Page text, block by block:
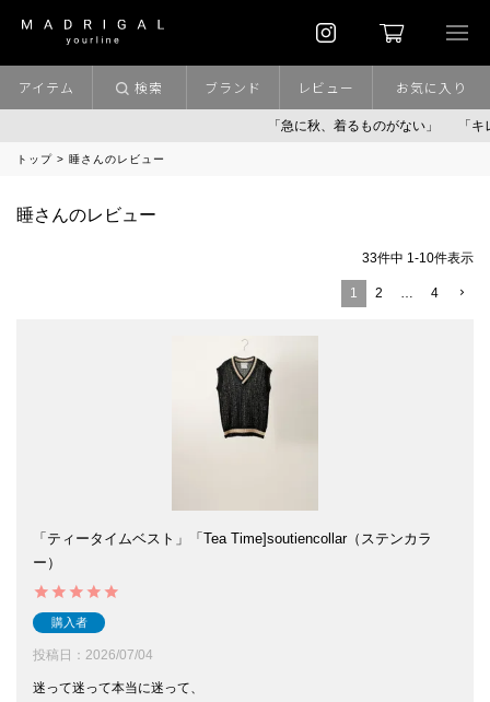
「急に秋、着るものがない」 「キレイ
アイテム 検索 ブランド レビュー お気に入り
トップ 睡さんのレビュー
睡さんのレビュー
33件中 1-10件表示
1 2 … 4
「ティータイムベスト」「Tea Time]soutiencollar（ステンカラ
ー）
購入者
投稿日 2026/07/04
迷って迷って本当に迷って、